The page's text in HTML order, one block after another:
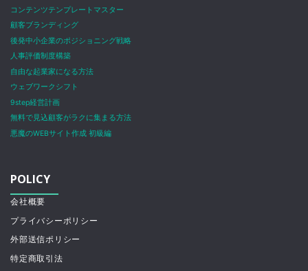
コンテンツテンプレートマスター
顧客ブランディング
後発中小企業のポジショニング戦略
人事評価制度構築
自由な起業家になる方法
ウェブワークシフト
9step経営計画
無料で見込顧客がラクに集まる方法
悪魔のWEBサイト作成 初級編
POLICY
会社概要
プライバシーポリシー
外部送信ポリシー
特定商取引法